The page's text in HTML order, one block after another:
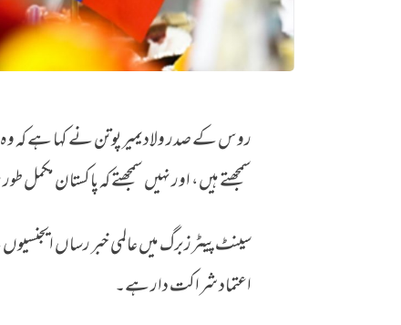
پاکستان ایک بڑا ملک، مکمل طور پر چین کے
روس کے صدر ولادیمیر پوتن نے کہا ہے کہ
سمجھتے ہیں، اور نہیں سمجھتے کہ پاکستان
سینٹ پیٹرزبرگ میں عالمی خبر رساں
اعتماد شراکت دار ہے۔